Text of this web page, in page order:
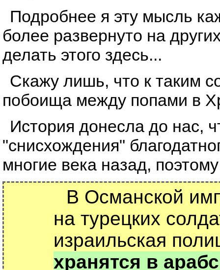
Подробнее я эту мысль
более развернуто на
делать этого здесь...
Скажу лишь, что к таким
побоища между попами в
История донесла до нас,
"снисхождения"
многие века назад,
В Османской
на турецких
израильская
хранятся в